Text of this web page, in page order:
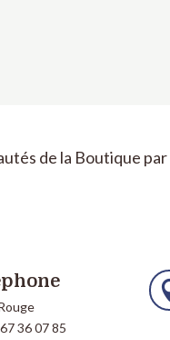
de la Boutique
36 07 85